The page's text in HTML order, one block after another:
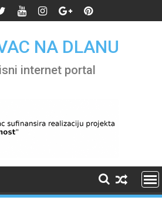
NA DLANU
internet portal